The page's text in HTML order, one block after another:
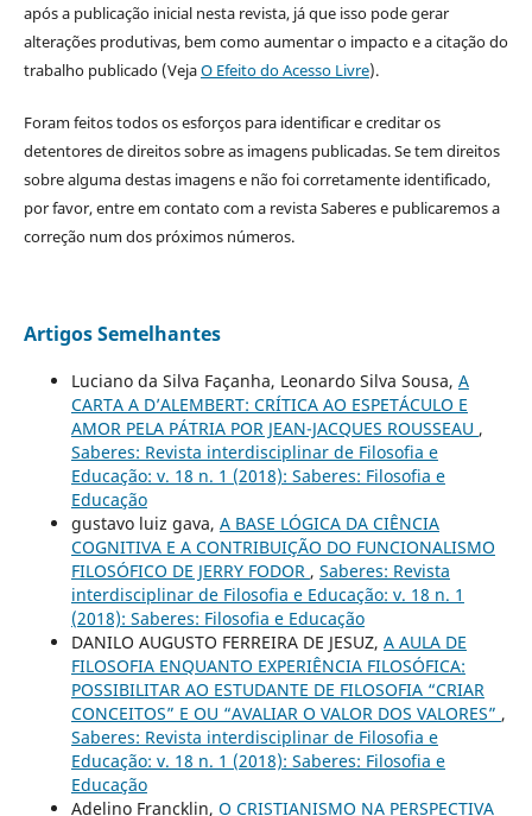
após a publicação inicial nesta revista, já que isso pode gerar
alterações produtivas, bem como aumentar o impacto e a citação do
trabalho publicado (VejaO Efeito do Acesso Livre).
Foram feitos todos os esforços para identificar e creditar os
detentores de direitos sobre as imagens publicadas. Se tem direitos
sobre alguma destas imagens e não foi corretamente identificado,
por favor, entre em contato com a revista Saberes e publicaremos a
correção num dos próximos números.
Artigos Semelhantes
Luciano da Silva Façanha, Leonardo Silva Sousa, A
CARTA A D’ALEMBERT: CRÍTICA AO ESPETÁCULO E
AMOR PELA PÁTRIA POR JEAN-JACQUES ROUSSEAU ,
Saberes: Revista interdisciplinar de Filosofia e
Educação: v. 18 n. 1 (2018): Saberes: Filosofia e
Educação
gustavo luiz gava, A BASE LÓGICA DA CIÊNCIA
COGNITIVA E A CONTRIBUIÇÃO DO FUNCIONALISMO
FILOSÓFICO DE JERRY FODOR , Saberes: Revista
interdisciplinar de Filosofia e Educação: v. 18 n. 1
(2018): Saberes: Filosofia e Educação
DANILO AUGUSTO FERREIRA DE JESUZ, A AULA DE
FILOSOFIA ENQUANTO EXPERIÊNCIA FILOSÓFICA:
POSSIBILITAR AO ESTUDANTE DE FILOSOFIA “CRIAR
CONCEITOS” E OU “AVALIAR O VALOR DOS VALORES” ,
Saberes: Revista interdisciplinar de Filosofia e
Educação: v. 18 n. 1 (2018): Saberes: Filosofia e
Educação
Adelino Francklin, O CRISTIANISMO NA PERSPECTIVA